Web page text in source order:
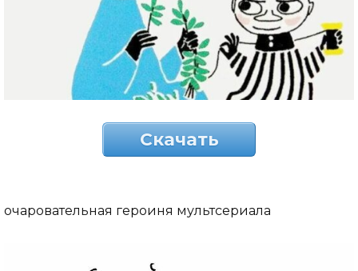
Скачать
очаровательная героиня мультсериала